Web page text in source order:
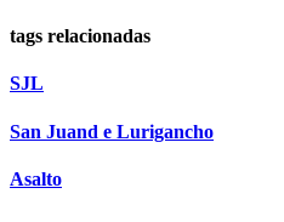
tags relacionadas
SJL
San Juand e Lurigancho
Asalto